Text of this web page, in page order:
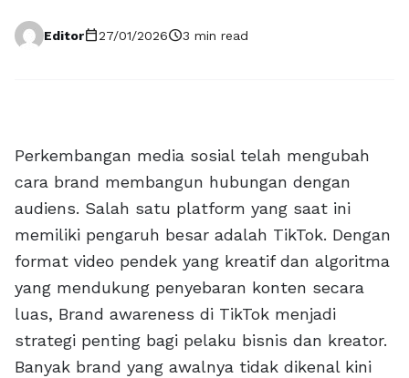
Editorcalendar_today27/01/2026schedule3 min read
Perkembangan media sosial telah mengubah
cara brand membangun hubungan dengan
audiens. Salah satu platform yang saat ini
memiliki pengaruh besar adalah TikTok. Dengan
format video pendek yang kreatif dan algoritma
yang mendukung penyebaran konten secara
luas, Brand awareness di TikTok menjadi
strategi penting bagi pelaku bisnis dan kreator.
Banyak brand yang awalnya tidak dikenal kini